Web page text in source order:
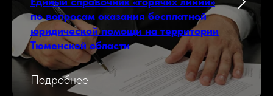
по вопросам оказания бесплатной
юридической помощи на территории
Тюменской области
Подробнее